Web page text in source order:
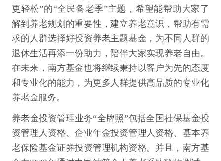
更轻松”的“全民备老季”主题，希望能帮助大家了
解到养老规划的重要性，建立养老意识，帮助有需
求的人群选择好投资养老主题基金，为不同人群的
退休生活再添一份助力，陪伴大家实现养老自由。
在未来，南方基金也将继续秉持以客户为先的态度
和专业化的能力，为更多人群提供高品质的专业化
养老金服务。
养老金投资管理业务“全牌照”包括全国社保基金投
资管理人资格、企业年金投资管理人资格、基本养
老保险基金证券投资管理机构资格。并且，南方基